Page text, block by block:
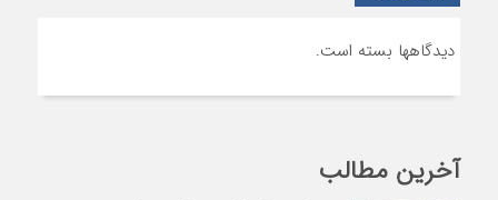
دیدگاهها بسته است.
آخرین مطالب